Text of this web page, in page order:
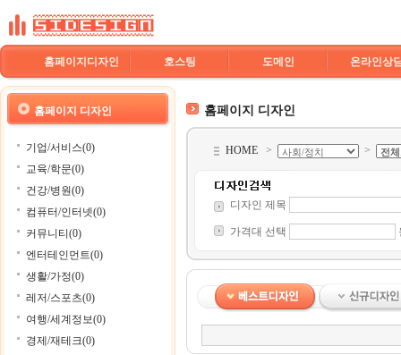
홈페이지디자인 호스팅 도메인 온라인상
홈페이지 디자인
기업/서비스(0)
교육/학문(0)
건강/병원(0)
컴퓨터/인터넷(0)
커뮤니티(0)
엔터테인먼트(0)
생활/가정(0)
레저/스포츠(0)
여행/세계정보(0)
경제/재테크(0)
홈페이지 디자인
HOME > >
디자인 제목
가격대 선택